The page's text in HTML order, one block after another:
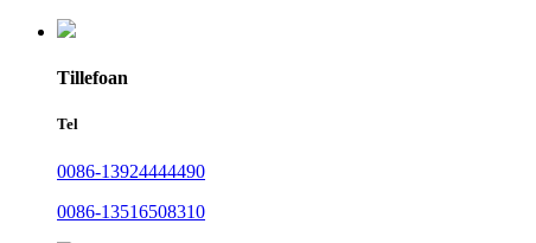
Tillefoan
Tel
0086-13924444490
0086-13516508310